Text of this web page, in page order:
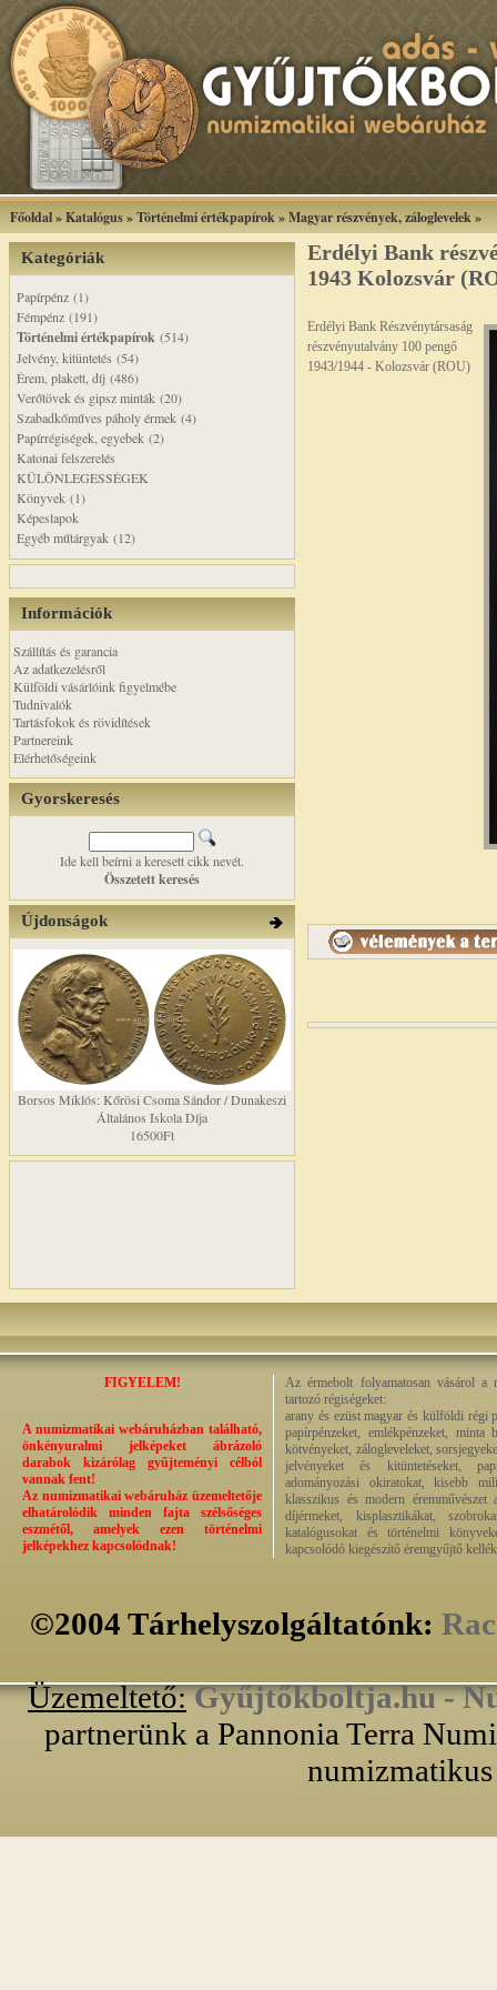
Főoldal»Katalógus»Történelmi értékpapírok»Magyar részvények, záloglevelek»
Kategóriák
Papírpénz (1)
Fémpénz (191)
Történelmi értékpapírok (514)
Jelvény, kitüntetés (54)
Érem, plakett, díj (486)
Verőtövek és gipsz minták (20)
Szabadkőműves páholy érmek (4)
Papírrégiségek, egyebek (2)
Katonai felszerelés
KÜLÖNLEGESSÉGEK
Könyvek (1)
Képeslapok
Egyéb műtárgyak (12)
Információk
Szállítás és garancia
Az adatkezelésről
Külföldi vásárlóink figyelmébe
Tudnivalók
Tartásfokok és rövidítések
Partnereink
Elérhetőségeink
Gyorskeresés
Ide kell beírni a keresett cikk nevét.
Összetett keresés
Újdonságok
Borsos Miklós: Kőrösi Csoma Sándor / Dunakeszi
Általános Iskola Díja
16500Ft
Erdélyi Bank
1943 Kolozsvár
Erdélyi Bank Részvénytársaság
részvényutalvány 100 pengő
1943/1944 - Kolozsvár (ROU)
FIGYELEM!
A numizmatikai webáruházban található,
önkényuralmi jelképeket ábrázoló
darabok kizárólag gyűjteményi célból
vannak fent!
Az numizmatikai webáruház üzemeltetője
elhatárolódik minden fajta szélsőséges
eszmétől, amelyek ezen történelmi
jelképekhez kapcsolódnak!
Az érmebolt folyamatosan vásárol a
tartozó régiségeket:
arany és ezüst magyar és külföldi régi
papírpénzeket, emlékpénzeket, minta
kötvényeket, zálogleveleket,
jelvényeket és kitüntetéseket,
adományozási okiratokat, kisebb
klasszikus és modern éremművészet
díjérmeket, kisplasztikákat,
katalógusokat és történelmi
kapcsolódó kiegészítő éremgyűjtő
©2004 Tárhelyszolgáltatónk:
Üzemeltető: Gyűjtőkboltja.hu -
partnerünk a Pannonia Terra
numizmatikus